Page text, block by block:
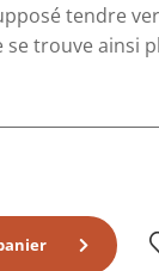
tendre
trouve ainsi